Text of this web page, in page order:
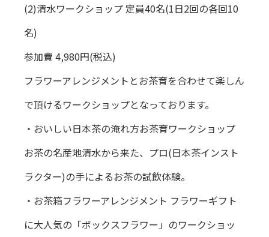
(2)清水ワークショップ 定員40名(1日2回の各回10
名)
参加費 4,980円(税込)
フラワーアレンジメントとお茶育を合わせて楽しん
で頂けるワークショップとなっております。
・おいしい日本茶の淹れ方お茶育ワークショップ
お茶の名産地清水から来た、プロ(日本茶インスト
ラクター)の手によるお茶の試飲体験。
・お茶箱フラワーアレンジメント フラワーギフト
に大人気の「ボックスフラワー」のワークショッ